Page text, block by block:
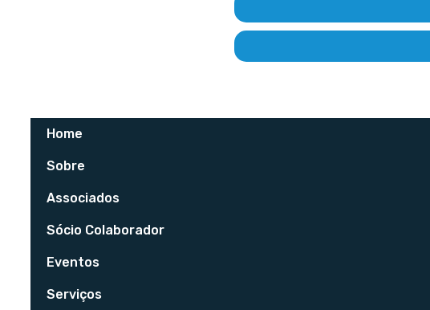
Home
Sobre
Associados
Sócio Colaborador
Eventos
Serviços